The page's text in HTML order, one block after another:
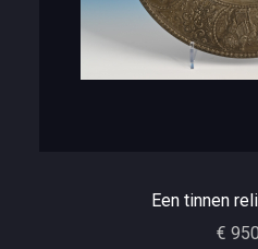
Een tinnen
€ 950